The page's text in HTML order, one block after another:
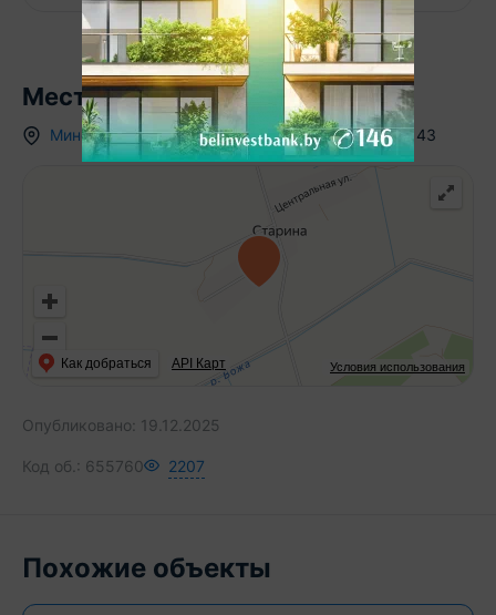
Местоположение
Минская область, д. Старина, ул. Центральная, 43
Условия использования
Как добраться API Карт
Опубликовано: 19.12.2025
Код об.: 655760 2207
Похожие объекты